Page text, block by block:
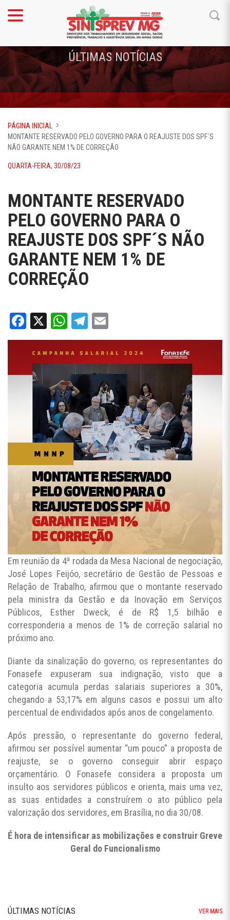
ÚLTIMAS NOTÍCIAS
PÁGINA INICIAL
MONTANTE RESERVADO PELO GOVERNO PARA O REAJUSTE DOS SPF´S
NÃO GARANTE NEM 1% DE CORREÇÃO
QUARTA-FEIRA, 30/08/23
MONTANTE RESERVADO
PELO GOVERNO PARA O
REAJUSTE DOS SPF´S NÃO
GARANTE NEM 1% DE
CORREÇÃO
Facebook
X WhatsApp
Telegram
Em reunião da 4ª rodada da Mesa Nacional de negociação,
José Lopes Feijóo, secretário de Gestão de Pessoas e
Relação de Trabalho, afirmou que o montante reservado
pela ministra da Gestão e da Inovação em Serviços
Públicos, Esther Dweck, é de R$ 1,5 bilhão e
corresponderia a menos de 1% de correção salarial no
próximo ano.
Diante da sinalização do governo, os representantes do
Fonasefe expuseram sua indignação, visto que a
categoria acumula perdas salariais superiores a 30%,
chegando a 53,17% em alguns casos e possui um alto
percentual de endividados após anos de congelamento.
Após pressão, o representante do governo federal,
afirmou ser possível aumentar “um pouco” a proposta de
reajuste, se o governo conseguir abrir espaço
orçamentário. O Fonasefe considera a proposta um
insulto aos servidores públicos e orienta, mais uma vez,
as suas entidades a construírem o ato público pela
valorização dos servidores, em Brasília, no dia 30/08.
É hora de intensificar as mobilizações e construir Greve
Geral do Funcionalismo
ÚLTIMAS NOTÍCIAS VER MAIS